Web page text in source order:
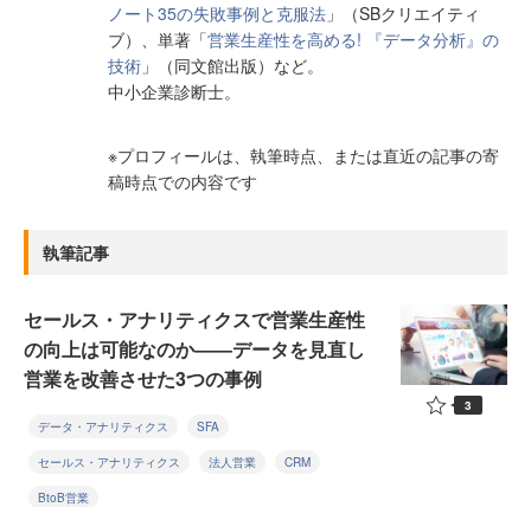
ノート35の失敗事例と克服法 」（SBクリエイティ
ブ）、単著「営業生産性を高める! 『データ分析』の
技術 」（同文館出版）など。
中小企業診断士。
※プロフィールは、執筆時点、または直近の記事の寄
稿時点での内容です
執筆記事
セールス・アナリティクスで営業生産性
の向上は可能なのか――データを見直し
営業を改善させた3つの事例
データ・アナリティクス SFA
セールス・アナリティクス 法人営業 CRM
BtoB営業
3